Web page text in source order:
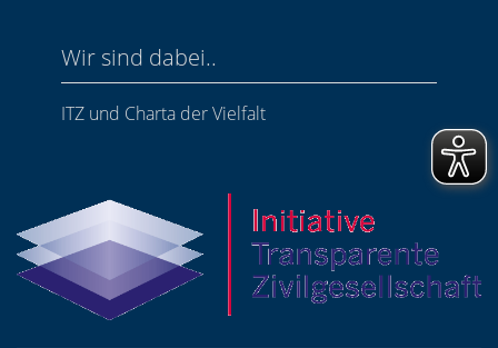
Wir sind dabei..
ITZ und Charta der Vielfalt